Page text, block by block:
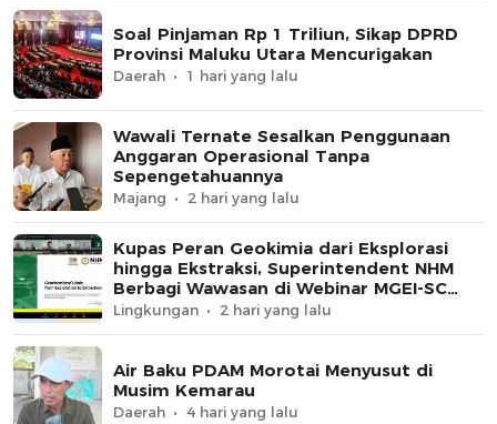
Soal Pinjaman Rp 1 Triliun, Sikap DPRD
Provinsi Maluku Utara Mencurigakan
Daerah 1 hari yang lalu
Wawali Ternate Sesalkan Penggunaan
Anggaran Operasional Tanpa
Sepengetahuannya
Majang 2 hari yang lalu
Kupas Peran Geokimia dari Eksplorasi
hingga Ekstraksi, Superintendent NHM
Berbagi Wawasan di Webinar MGEI-SC
UNG
Lingkungan 2 hari yang lalu
Air Baku PDAM Morotai Menyusut di
Musim Kemarau
Daerah 4 hari yang lalu